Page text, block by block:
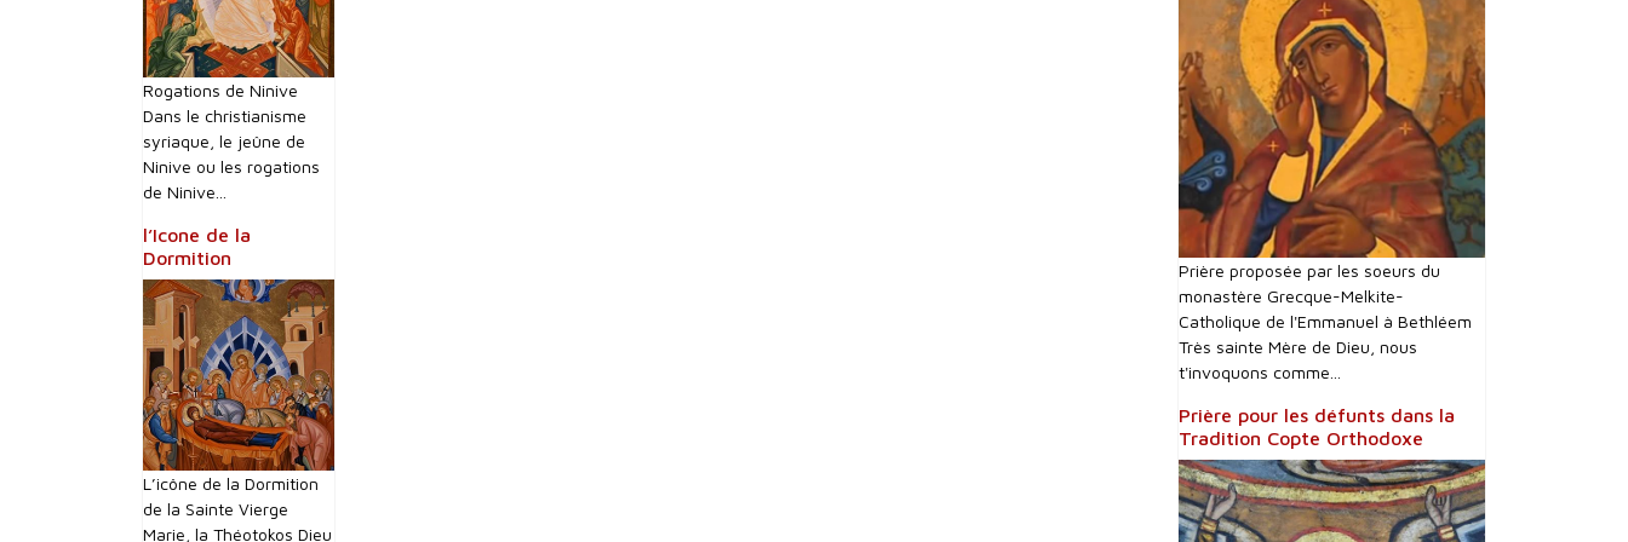
Rogations de Ninive
Dans le christianisme
syriaque, le jeûne de
Ninive ou les rogations
de Ninive...
l’Icone de la
Dormition
L’icône de la Dormition
de la Sainte Vierge
Marie, la Théotokos Dieu
Prière proposée par les soeurs du
monastère Grecque-Melkite-
Catholique de l'Emmanuel à Bethléem
Très sainte Mère de Dieu, nous
t'invoquons comme...
Prière pour les défunts dans la
Tradition Copte Orthodoxe